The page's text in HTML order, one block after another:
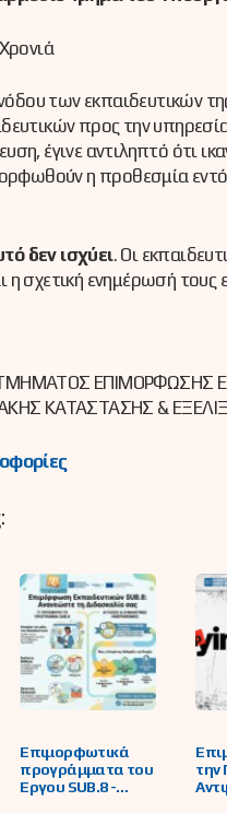
των εκπαιδευτικών
προς την
έγινε αντιληπτό ότι
η προθεσμία
δεν ισχύει. Οι
η σχετική ενημέρωσή τους
ΕΠΙΜΟΡΦΩΣΗΣ
ΚΑΤΑΣΤΑΣΗΣ &
Επιμορφωτικά
προγράμματα του
Έργου SUB.8 -
την